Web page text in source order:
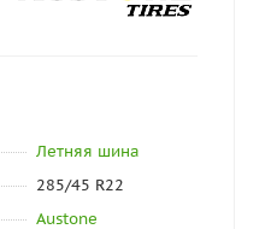
Летняя шина
285/45 R22
Austone